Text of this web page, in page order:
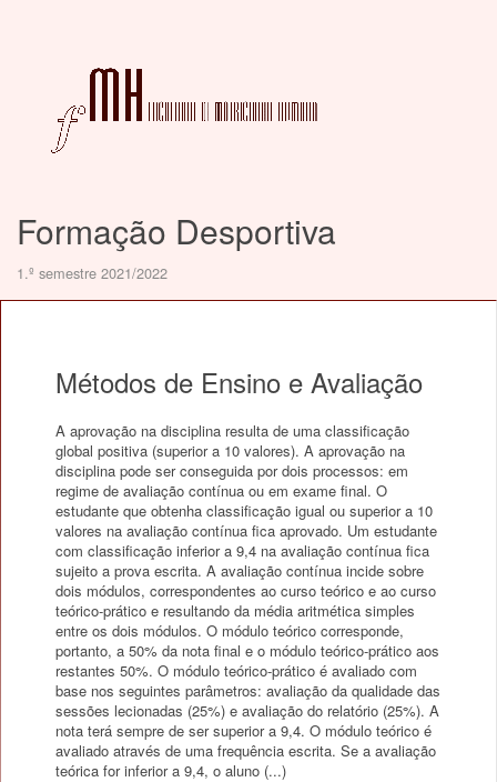
Formação Desportiva
1.º semestre 2021/2022
Métodos de Ensino e Avaliação
A aprovação na disciplina resulta de uma classificação
global positiva (superior a 10 valores). A aprovação na
disciplina pode ser conseguida por dois processos: em
regime de avaliação contínua ou em exame final. O
estudante que obtenha classificação igual ou superior a 10
valores na avaliação contínua fica aprovado. Um estudante
com classificação inferior a 9,4 na avaliação contínua fica
sujeito a prova escrita. A avaliação contínua incide sobre
dois módulos, correspondentes ao curso teórico e ao curso
teórico-prático e resultando da média aritmética simples
entre os dois módulos. O módulo teórico corresponde,
portanto, a 50% da nota final e o módulo teórico-prático aos
restantes 50%. O módulo teórico-prático é avaliado com
base nos seguintes parâmetros: avaliação da qualidade das
sessões lecionadas (25%) e avaliação do relatório (25%). A
nota terá sempre de ser superior a 9,4. O módulo teórico é
avaliado através de uma frequência escrita. Se a avaliação
teórica for inferior a 9,4, o aluno (...)